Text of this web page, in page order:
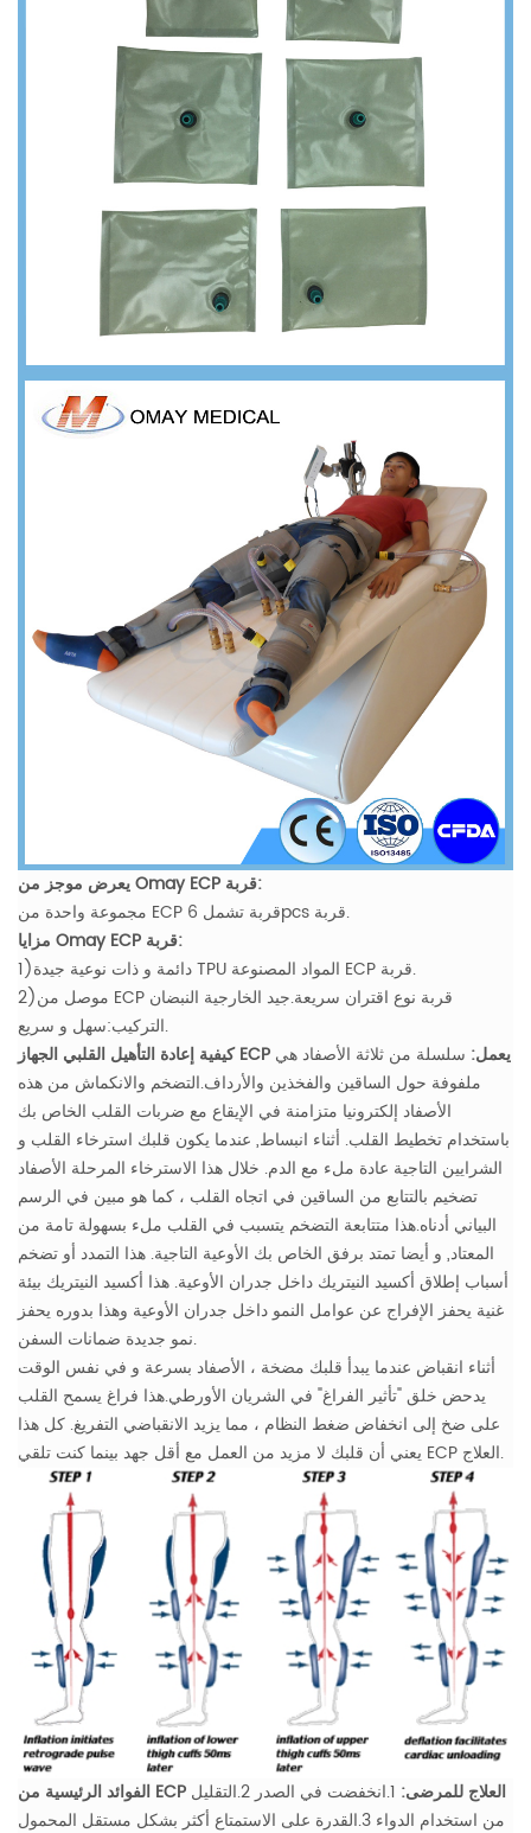
يعرض موجز من Omay ECP قربة:
مجموعة واحدة من ECP قربة تشمل 6pcs قربة.
مزايا Omay ECP قربة:
1)دائمة و ذات نوعية جيدة TPU المواد المصنوعة ECP قربة.
2)موصل من ECP قربة نوع اقتران سريعة.جيد الخارجية النبضان
التركيب:سهل و سريع.
كيفية إعادة التأهيل القلبي الجهاز ECP يعمل: سلسلة من ثلاثة الأصفاد هي
ملفوفة حول الساقين والفخذين والأرداف.التضخم والانكماش من هذه
الأصفاد إلكترونيا متزامنة في الإيقاع مع ضربات القلب الخاص بك
باستخدام تخطيط القلب. أثناء انبساط, عندما يكون قلبك استرخاء القلب و
الشرايين التاجية عادة ملء مع الدم. خلال هذا الاسترخاء المرحلة الأصفاد
تضخيم بالتتابع من الساقين في اتجاه القلب ، كما هو مبين في الرسم
البياني أدناه.هذا متتابعة التضخم يتسبب في القلب ملء بسهولة تامة من
المعتاد, و أيضا تمتد برفق الخاص بك الأوعية التاجية. هذا التمدد أو تضخم
أسباب إطلاق أكسيد النيتريك داخل جدران الأوعية. هذا أكسيد النيتريك بيئة
غنية يحفز الإفراج عن عوامل النمو داخل جدران الأوعية وهذا بدوره يحفز
نمو جديدة ضمانات السفن.
أثناء انقباض عندما يبدأ قلبك مضخة ، الأصفاد بسرعة و في نفس الوقت
يدحض خلق "تأثير الفراغ" في الشريان الأورطي.هذا فراغ يسمح القلب
على ضخ إلى انخفاض ضغط النظام ، مما يزيد الانقباضي التفريغ. كل هذا
يعني أن قلبك لا مزيد من العمل مع أقل جهد بينما كنت تلقي ECP العلاج.
الفوائد الرئيسية من ECP العلاج للمرضى: 1.انخفضت في الصدر
2.التقليل
من استخدام الدواء 3.القدرة على الاستمتاع أكثر بشكل مستقل المحمول